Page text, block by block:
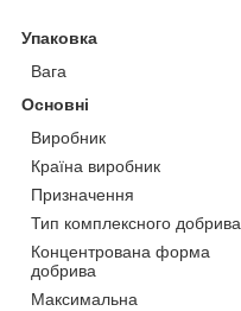
Упаковка
Вага
Основні
Виробник
Країна виробник
Призначення
Тип комплексного добрива
Концентрована форма
добрива
Максимальна